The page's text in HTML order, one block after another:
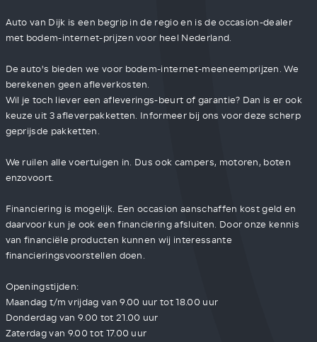
Auto van Dijk is een begrip in de regio en is de occasion-dealer
met bodem-internet-prijzen voor heel Nederland.
De auto's bieden we voor bodem-internet-meeneemprijzen. We
berekenen geen afleverkosten.
Wil je toch liever een afleverings-beurt of garantie? Dan is er ook
keuze uit 3 afleverpakketten. Informeer bij ons voor deze scherp
geprijsde pakketten.
We ruilen alle voertuigen in. Dus ook campers, motoren, boten
enzovoort.
Financiering is mogelijk. Een occasion aanschaffen kost geld en
daarvoor kun je ook een financiering afsluiten. Door onze kennis
van financiële producten kunnen wij interessante
financieringsvoorstellen doen.
Openingstijden:
Maandag t/m vrijdag van 9.00 uur tot 18.00 uur
Donderdag van 9.00 tot 21.00 uur
Zaterdag van 9.00 tot 17.00 uur